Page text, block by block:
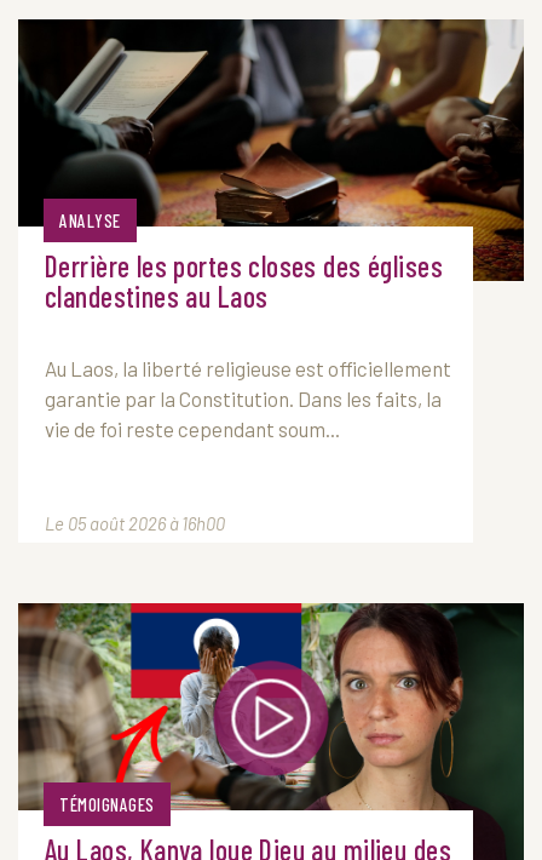
ANALYSE
Derrière les portes closes des églises
clandestines au Laos
Au Laos, la liberté religieuse est officiellement
garantie par la Constitution. Dans les faits, la
vie de foi reste cependant soum...
Le 05 août 2026 à 16h00
TÉMOIGNAGES
Au Laos, Kanya loue Dieu au milieu des